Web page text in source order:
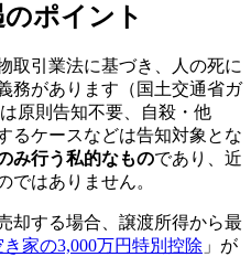
ポイント
取引業法に基づき、人の死に
務があります（国土交通省ガ
原則告知不要、自殺・他
るケースなどは告知対象とな
み行う私的なものであり、近
ではありません。
却する場合、譲渡所得から最
き家の3,000万円特別控除 」が